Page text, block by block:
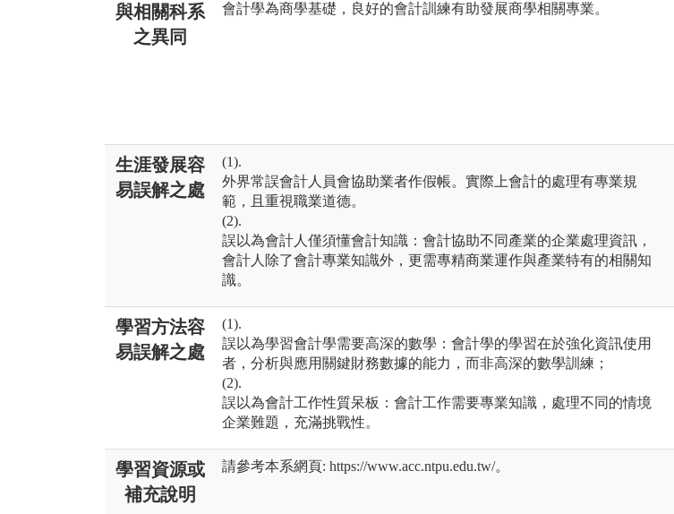
與相關科系
之異同
會計學為商學基礎，良好的會計訓練有助發展商學相關專業。
生涯發展容
易誤解之處
(1).
外界常誤會計人員會協助業者作假帳。實際上會計的處理有專業規
範，且重視職業道德。
(2).
誤以為會計人僅須懂會計知識：會計協助不同產業的企業處理資訊，
會計人除了會計專業知識外，更需專精商業運作與產業特有的相關知
識。
學習方法容
易誤解之處
(1).
誤以為學習會計學需要高深的數學：會計學的學習在於強化資訊使用
者，分析與應用關鍵財務數據的能力，而非高深的數學訓練；
(2).
誤以為會計工作性質呆板：會計工作需要專業知識，處理不同的情境
企業難題，充滿挑戰性。
學習資源或
補充說明
請參考本系網頁: https://www.acc.ntpu.edu.tw/。